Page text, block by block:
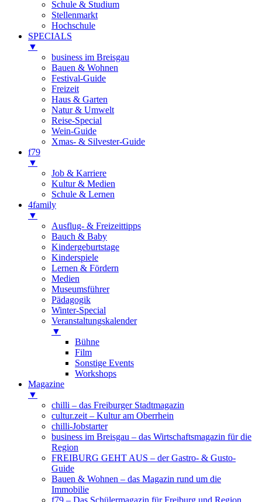
Schule & Studium
Stellenmarkt
Hochschule
SPECIALS
▼
business im Breisgau
Bauen & Wohnen
Festival-Guide
Freizeit
Haus & Garten
Natur & Umwelt
Reise-Special
Wein-Guide
Xmas- & Silvester-Guide
f79
▼
Job & Karriere
Kultur & Medien
Schule & Lernen
4family
▼
Ausflug- & Freizeittipps
Bauch & Baby
Kindergeburtstage
Kinderspiele
Lernen & Fördern
Medien
Museumsführer
Pädagogik
Winter-Special
Veranstaltungskalender
▼
Bühne
Film
Sonstige Events
Workshops
Magazine
▼
chilli – das Freiburger Stadtmagazin
cultur.zeit – Kultur am Oberrhein
chilli-Jobstarter
business im Breisgau – das Wirtschaftsmagazin für die
Region
FREIBURG GEHT AUS – der Gastro- & Gusto-
Guide
Bauen & Wohnen – das Magazin rund um die
Immobilie
f79 – Das Schülermagazin für Freiburg und Region